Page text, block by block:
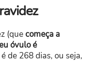
(quecomeça a
óvulo é
de 268 dias, ou seja,